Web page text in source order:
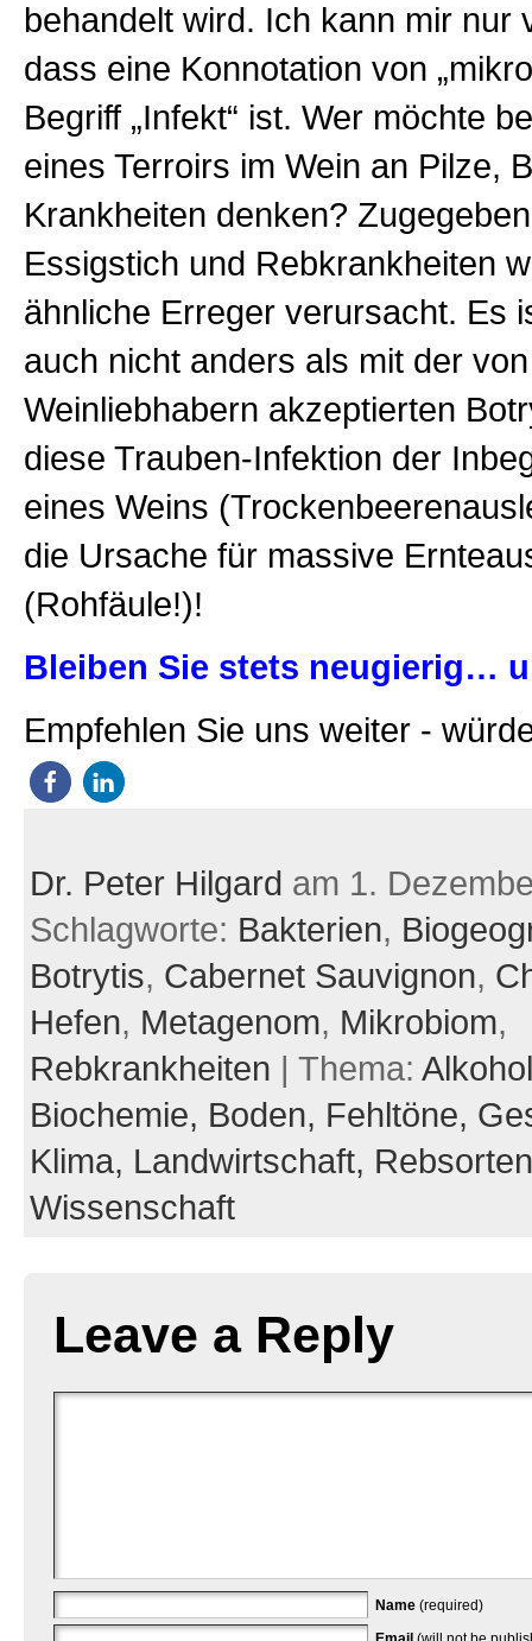
behandelt wird. Ich kann mir nur
dass eine Konnotation von
Begriff „Infekt“ ist. Wer möchte
eines Terroirs im Wein an Pilze,
Krankheiten denken?
Essigstich und Rebkrankheiten
ähnliche Erreger verursacht. Es
auch nicht anders als mit der
Weinliebhabern akzeptierten
diese Trauben-Infektion der
eines Weins
die Ursache für massive
(Rohfäule!)!
Bleiben Sie stets neugierig…
Empfehlen Sie uns weiter -
Dr. Peter Hilgard am 1.
Schlagworte: Bakterien,
Botrytis, Cabernet Sauvignon,
Hefen, Metagenom, Mikrobiom,
Rebkrankheiten | Thema:
Biochemie, Boden, Fehltöne,
Klima, Landwirtschaft,
Wissenschaft
Leave a Reply
Name (required)